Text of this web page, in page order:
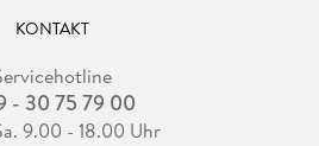
KONTAKT
- 30 75 79 00
9.00 - 18.00 Uhr